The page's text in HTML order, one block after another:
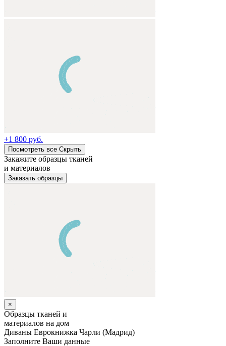
+1 800 руб.
Посмотреть все Cкрыть
Закажите образцы тканей
и материалов
Заказать образцы
×
Образцы тканей и
материалов на дом
Диваны Еврокнижка Чарли (Мадрид)
Заполните Ваши данные